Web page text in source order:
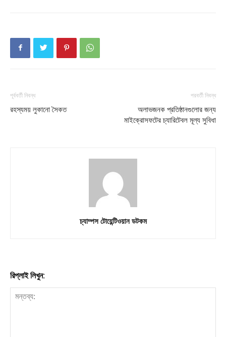
My account
পূর্ববর্তী নিবন্ধ
রহস্যময় লুকানো সৈকত
পরবর্তী নিবন্ধ
অলাভজনক প্রতিষ্ঠানগুলোর জন্য
মাইক্রোসফটের চ্যারিটেবল মূল্য সুবিধা
চ্যাম্পস টোয়েন্টিওয়ান ডটকম
রিপ্লাই লিখুন: